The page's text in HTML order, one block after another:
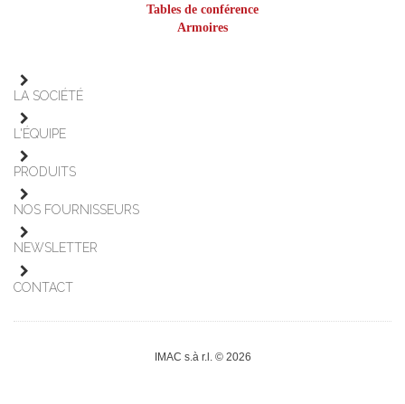
Tables de conférence
Armoires
LA SOCIÉTÉ
L'ÉQUIPE
PRODUITS
NOS FOURNISSEURS
NEWSLETTER
CONTACT
IMAC s.à r.l. © 2026